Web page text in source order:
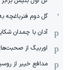
گل دوم فنرباغچه
آدان با چمدان
اوربیگ از
مدافع خیبر از